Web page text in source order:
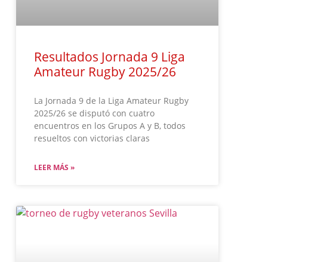
Resultados Jornada 9 Liga
Amateur Rugby 2025/26
La Jornada 9 de la Liga Amateur Rugby
2025/26 se disputó con cuatro
encuentros en los Grupos A y B, todos
resueltos con victorias claras
LEER MÁS »